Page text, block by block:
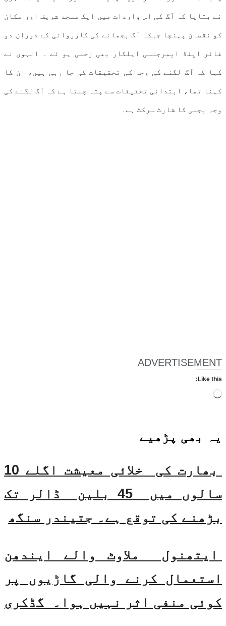
نے بتایا کہ آگ کی اس واردات میں ایک مسجد شریف اور مکان
کو نقصان پہنچا جبکہ آگ بجھانے کی کارروائی کے دوران دو
فائر اینڈ ایمرجنسی اہلکار بھی زخمی ہو ئے ۔ انہوں نے
کہا کہ آگ لگنے کی وجہ کی تحقیقات کی جا رہی ہیں، ان کا
کہنا تھا، ابتدائی تحقیقات سے پتہ چلتا ہے کہ آگ لگنے کی
وجہ بجلی کا شارٹ سرکٹ ہے۔
ADVERTISEMENT
Like this:
Loading…
یہ بھی پڑھیے
بھارت کی خلائی معیشت اگلے 10
سالوں میں 45 بلین ڈالر تک
بڑھنے کی توقع ہے۔ جتیندر سنگھ
ایتھنول ملاوٹ والے ایندھن
استعمال کرنے والی گاڑیوں پر
کوئی منفی اثر نہیں ہوا۔ گڈکری